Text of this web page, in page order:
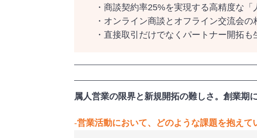
・商談契約率25%を実現する高精度な「
・オンライン商談とオフライン交流会
・直接取引だけでなくパートナー開拓
属人営業の限界と新規開拓の難しさ。創業期
‐営業活動において、どのような課題を抱えて